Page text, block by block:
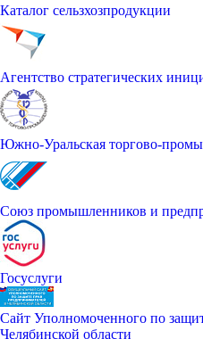
Каталог сельзхозпродукции
Агентство стратегических
Южно-Уральская торгово-
Союз промышленников и
Госуслуги
Сайт Уполномоченного по
Челябинской области